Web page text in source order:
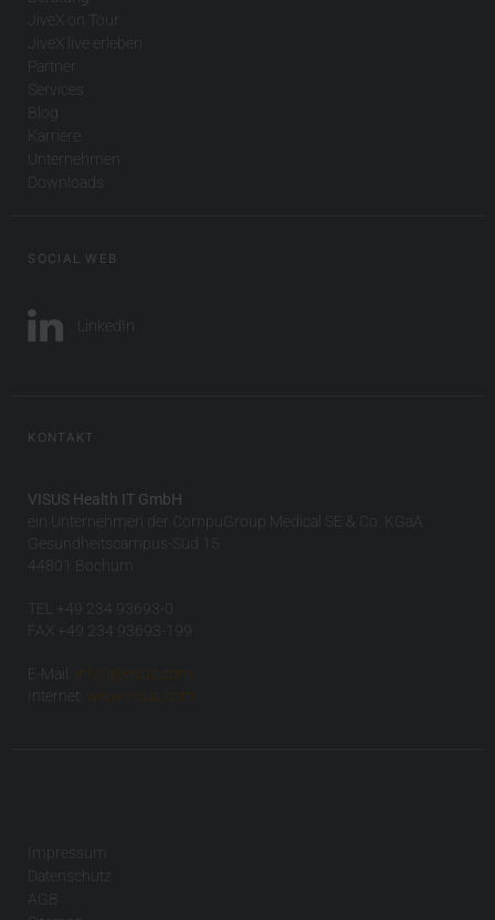
JiveX on Tour
JiveX live erleben
Partner
Services
Blog
Karriere
Unternehmen
Downloads
SOCIAL WEB
LinkedIn
KONTAKT
VISUS Health IT GmbH
ein Unternehmen der CompuGroup Medical SE & Co. KGaA
Gesundheitscampus-Süd 15
44801 Bochum
TEL +49 234 93693-0
FAX +49 234 93693-199
E-Mail:
info(at)visus.com
Internet:
www.visus.com
Impressum
Datenschutz
AGB